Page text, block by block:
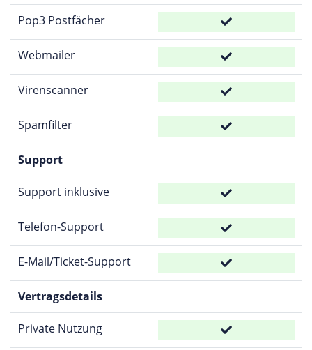
Pop3 Postfächer
Webmailer
Virenscanner
Spamfilter
Support
Support inklusive
Telefon-Support
E-Mail/Ticket-Support
Vertragsdetails
Private Nutzung